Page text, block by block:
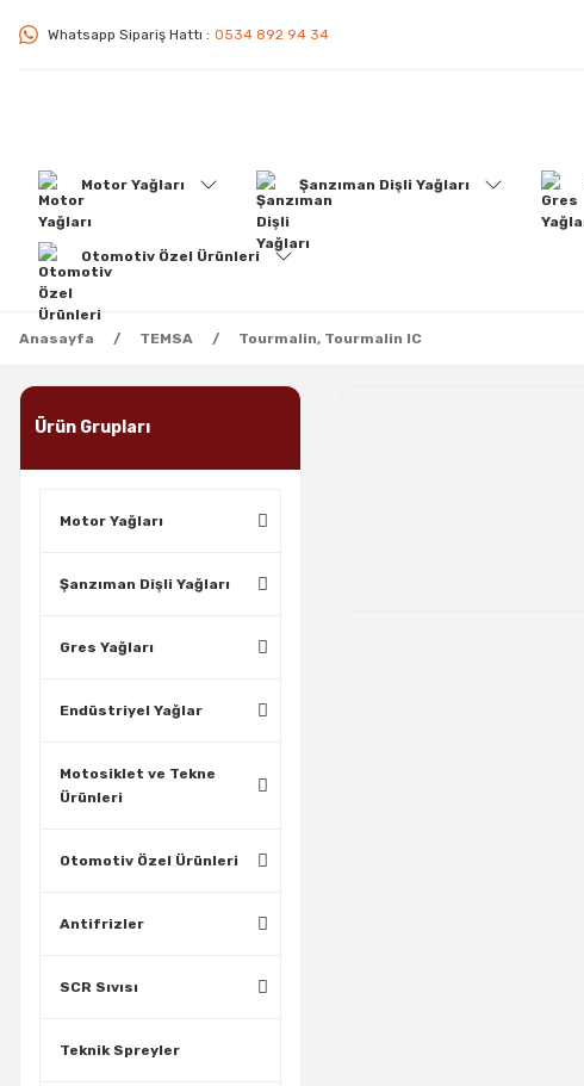
Whatsapp Sipariş Hattı : 0534 892 94 34
Motor Yağları Şanzıman Dişli Yağları
Otomotiv Özel Ürünleri
Anasayfa TEMSA Tourmalin, Tourmalin IC
Ürün Grupları
Motor Yağları
Şanzıman Dişli Yağları
Gres Yağları
Endüstriyel Yağlar
Motosiklet ve Tekne
Ürünleri
Otomotiv Özel Ürünleri
Antifrizler
SCR Sıvısı
Teknik Spreyler